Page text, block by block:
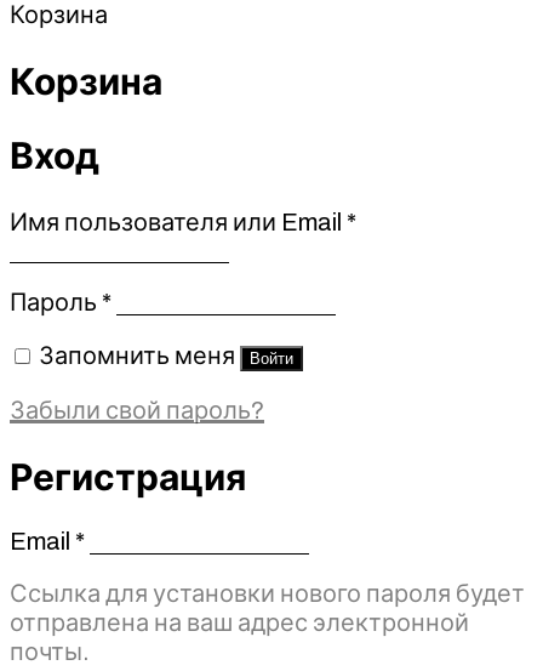
Корзина
Корзина
Вход
Имя пользователя или Email *Обязательно
Пароль *Обязательно
Запомнить меня Войти
Забыли свой пароль?
Регистрация
Email *Обязательно
Ссылка для установки нового пароля будет
отправлена ​​на ваш адрес электронной
почты.